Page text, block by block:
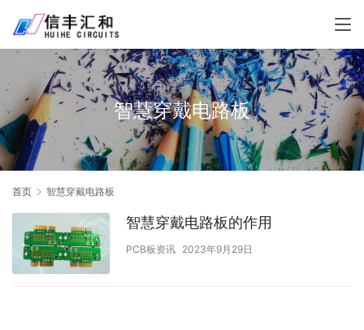
智慧穿戴电路板
首页 智慧穿戴电路板
智慧穿戴电路板的作用
PCB板资讯 2023年9月29日